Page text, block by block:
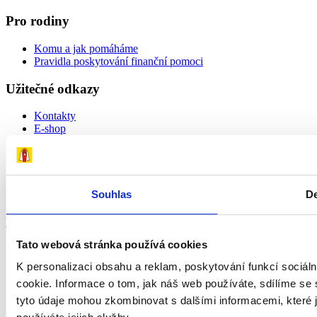
Souhlas
Tato webová stránka používá cookies
K personalizaci obsahu a reklam, poskytování funkcí
cookie. Informace o tom, jak náš web používáte, sdílíme
tyto údaje mohou zkombinovat s dalšími informacemi,
Pro rodiny
Komu a jak pomáháme
Pravidla poskytování finanční pomoci
Užitečné odkazy
Kontakty
E-shop
Nastavení souborů cookie
Všeobecné nadační podmínky
Vytvořilo s